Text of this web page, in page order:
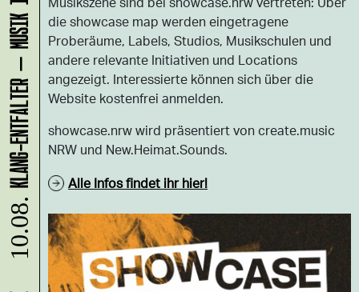
die showcase map werden eingetragene
Proberäume, Labels, Studios, Musikschulen und
andere relevante Initiativen und Locations
angezeigt. Interessierte können sich über die
Website kostenfrei anmelden.
showcase.nrw wird präsentiert von create.music
NRW und New.Heimat.Sounds.
Alle Infos findet ihr hier!
10.08.